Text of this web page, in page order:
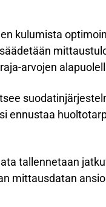
kulumista
arvojen
ennustaa
tallennetaan
mittausdatan